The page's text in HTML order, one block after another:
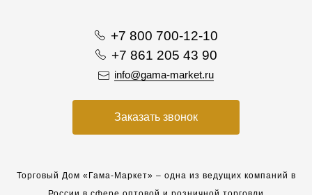
+7 800 700-12-10
+7 861 205 43 90
info@gama-market.ru
Заказать звонок
Торговый Дом «Гама-Маркет» – одна из ведущих компаний в